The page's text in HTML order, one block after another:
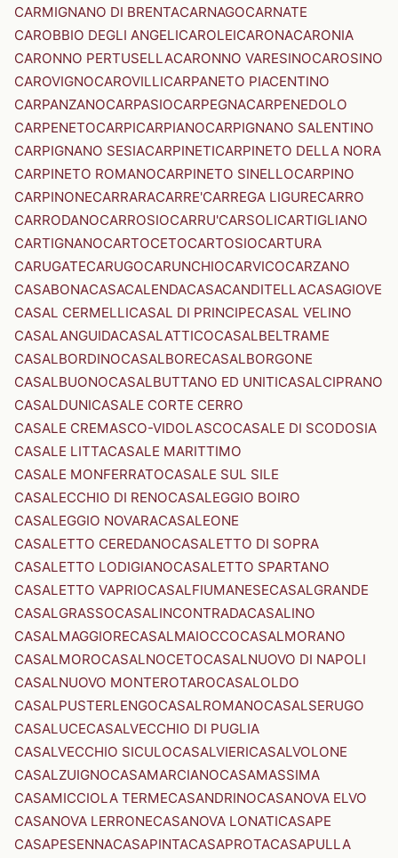
CARMIGNANO DI BRENTACARNAGOCARNATE
CAROBBIO DEGLI ANGELICAROLEICARONACARONIA
CARONNO PERTUSELLACARONNO VARESINOCAROSINO
CAROVIGNOCAROVILLICARPANETO PIACENTINO
CARPANZANOCARPASIOCARPEGNACARPENEDOLO
CARPENETOCARPICARPIANOCARPIGNANO SALENTINO
CARPIGNANO SESIACARPINETICARPINETO DELLA NORA
CARPINETO ROMANOCARPINETO SINELLOCARPINO
CARPINONECARRARACARRE'CARREGA LIGURECARRO
CARRODANOCARROSIOCARRU'CARSOLICARTIGLIANO
CARTIGNANOCARTOCETOCARTOSIOCARTURA
CARUGATECARUGOCARUNCHIOCARVICOCARZANO
CASABONACASACALENDACASACANDITELLACASAGIOVE
CASAL CERMELLICASAL DI PRINCIPECASAL VELINO
CASALANGUIDACASALATTICOCASALBELTRAME
CASALBORDINOCASALBORECASALBORGONE
CASALBUONOCASALBUTTANO ED UNITICASALCIPRANO
CASALDUNICASALE CORTE CERRO
CASALE CREMASCO-VIDOLASCOCASALE DI SCODOSIA
CASALE LITTACASALE MARITTIMO
CASALE MONFERRATOCASALE SUL SILE
CASALECCHIO DI RENOCASALEGGIO BOIRO
CASALEGGIO NOVARACASALEONE
CASALETTO CEREDANOCASALETTO DI SOPRA
CASALETTO LODIGIANOCASALETTO SPARTANO
CASALETTO VAPRIOCASALFIUMANESECASALGRANDE
CASALGRASSOCASALINCONTRADACASALINO
CASALMAGGIORECASALMAIOCCOCASALMORANO
CASALMOROCASALNOCETOCASALNUOVO DI NAPOLI
CASALNUOVO MONTEROTAROCASALOLDO
CASALPUSTERLENGOCASALROMANOCASALSERUGO
CASALUCECASALVECCHIO DI PUGLIA
CASALVECCHIO SICULOCASALVIERICASALVOLONE
CASALZUIGNOCASAMARCIANOCASAMASSIMA
CASAMICCIOLA TERMECASANDRINOCASANOVA ELVO
CASANOVA LERRONECASANOVA LONATICASAPE
CASAPESENNACASAPINTACASAPROTACASAPULLA